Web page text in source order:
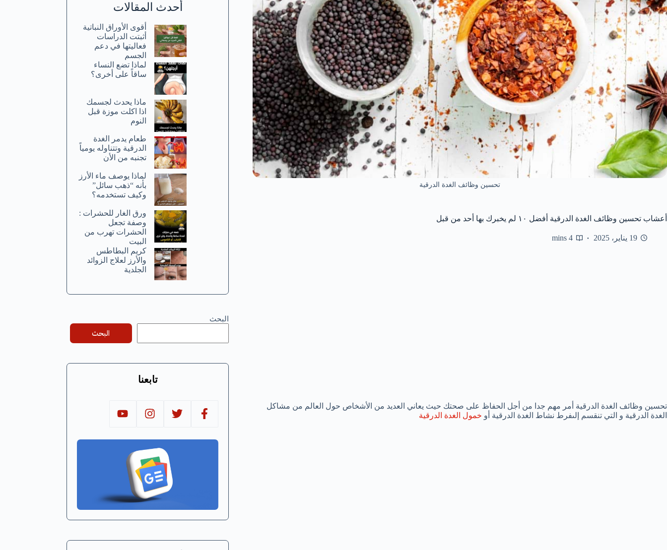
تحسين وظائف الغدة الدرقية
أعشاب تحسين وظائف الغدة الدرقية أفضل ١٠ لم يخبرك بها أحد من قبل
19 يناير، 2025 4 mins
تحسين وظائف الغدة الدرقية أمر مهم جدا من أجل الحفاظ على صحتك حيث يعاني العديد من الأشخاص حول العالم من مشاكل
الغدة الدرقية و التي تنقسم إلىفرط نشاط الغدة الدرقية أو خمول الغدة الدرقية
أحدث المقالات
أقوى الأوراق النباتية
أثبتت الدراسات
فعاليتها في دعم
الجسم
لماذا تضع النساء
ساقاً على أخرى؟
ماذا يحدث لجسمك
اذا اكلت موزة قبل
النوم
طعام يدمر الغدة
الدرقية وتتناوله يومياً
تجنبه من الأن
لماذا يوصف ماء الأرز
بأنه “ذهب سائل”
وكيف تستخدمه؟
ورق الغار للحشرات :
وصفة تجعل
الحشرات تهرب من
البيت
كريم البطاطس
والأرز لعلاج الزوائد
الجلدية
البحث
البحث
تابعنا